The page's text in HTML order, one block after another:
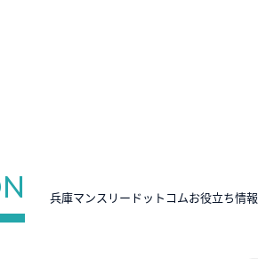
兵庫マンスリードットコムお役立ち情報